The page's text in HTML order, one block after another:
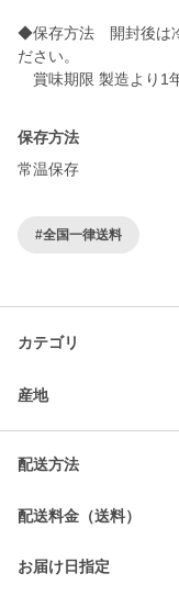
◆保存方法 開封後は
ださい。
賞味期限 製造より1
保存方法
常温保存
#全国一律送料
カテゴリ
産地
配送方法
配送料金（送料）
お届け日指定